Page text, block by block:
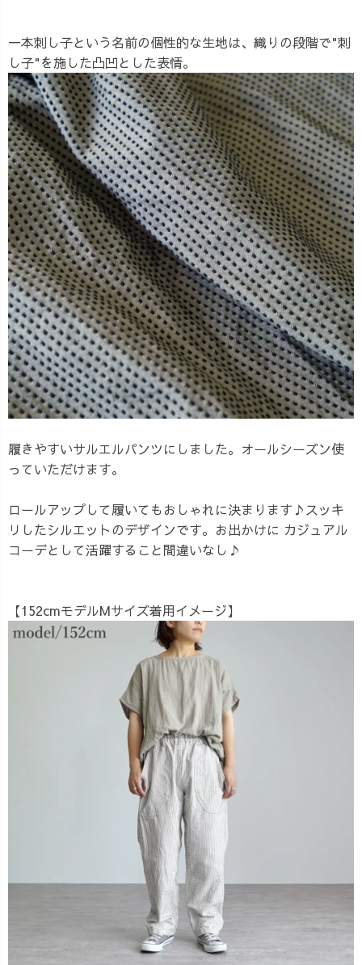
一本刺し子という名前の個性的な生地は、織りの段階で"刺
し子"を施した凸凹とした表情。
履きやすいサルエルパンツにしました。オールシーズン使
っていただけます。
ロールアップして履いてもおしゃれに決まります♪スッキ
リしたシルエットのデザインです。お出かけに カジュアル
コーデとして活躍すること間違いなし♪
【152cmモデルMサイズ着用イメージ】